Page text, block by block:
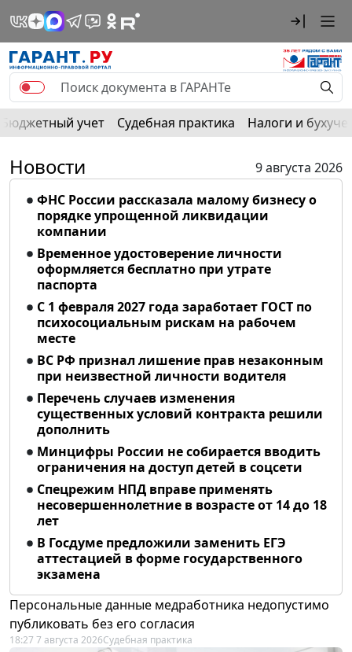
Бюджетный учет Судебная практика Налоги и
Новости
9 августа 2026
ФНС России рассказала малому бизнесу о
порядке упрощенной ликвидации
компании
Временное удостоверение личности
оформляется бесплатно при утрате
паспорта
С 1 февраля 2027 года заработает ГОСТ по
психосоциальным рискам на рабочем
месте
ВС РФ признал лишение прав незаконным
при неизвестной личности водителя
Перечень случаев изменения
существенных условий контракта решили
дополнить
Минцифры России не собирается вводить
ограничения на доступ детей в соцсети
Спецрежим НПД вправе применять
несовершеннолетние в возрасте от 14 до 18
лет
В Госдуме предложили заменить ЕГЭ
аттестацией в форме государственного
экзамена
Персональные данные медработника недопустимо
публиковать без его согласия
18:27 7 августа 2026Судебная практика